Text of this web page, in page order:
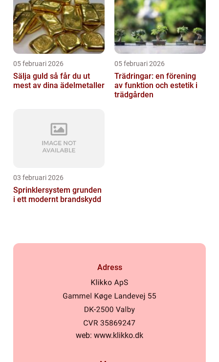
05 februari 2026
Sälja guld så får du ut
mest av dina ädelmetaller
05 februari 2026
Trädringar: en förening
av funktion och estetik i
trädgården
03 februari 2026
Sprinklersystem grunden
i ett modernt brandskydd
Adress
web: www.klikko.dk